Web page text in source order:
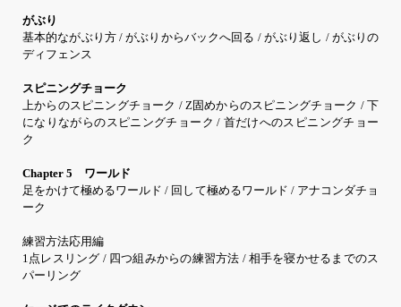
がぶり
基本的ながぶり方 / がぶりからバックへ回る / がぶり返し / がぶりの
ディフェンス
スピニングチョーク
上からのスピニングチョーク / Z固めからのスピニングチョーク / 下
になりながらのスピニングチョーク / 首だけへのスピニングチョー
ク
Chapter 5 ワールド
足をかけて極めるワールド / 回して極めるワールド / アナコンダチョ
ーク
練習方法応用編
1点レスリング / 四つ組みからの練習方法 / 相手を寝かせるまでのス
パーリング